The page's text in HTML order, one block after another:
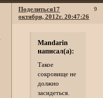
Поделиться 9
17
октября, 2012г. 20:47:26
Mandarin
написал(а):
Такое
сокровище не
должно
засидеться.